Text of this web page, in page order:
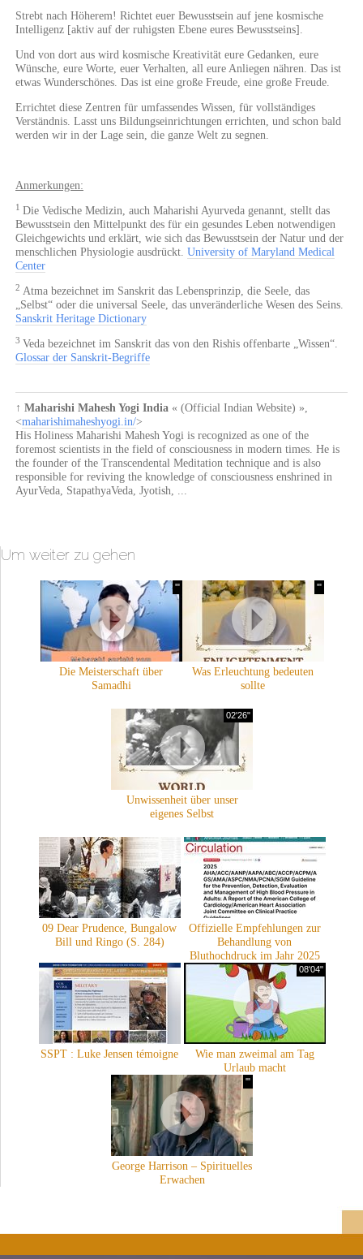
Strebt nach Höherem! Richtet euer Bewusstsein auf jene kosmische
Intelligenz [aktiv auf der ruhigsten Ebene eures Bewusstseins].
Und von dort aus wird kosmische Kreativität eure Gedanken, eure
Wünsche, eure Worte, euer Verhalten, all eure Anliegen nähren. Das ist
etwas Wunderschönes. Das ist eine große Freude, eine große Freude.
Errichtet diese Zentren für umfassendes Wissen, für vollständiges
Verständnis. Lasst uns Bildungseinrichtungen errichten, und schon bald
werden wir in der Lage sein, die ganze Welt zu segnen.
Anmerkungen:
1 Die Vedische Medizin, auch Maharishi Ayurveda genannt, stellt das
Bewusstsein den Mittelpunkt des für ein gesundes Leben notwendigen
Gleichgewichts und erklärt, wie sich das Bewusstsein der Natur und der
menschlichen Physiologie ausdrückt. University of Maryland Medical
Center
2 Atma bezeichnet im Sanskrit das Lebensprinzip, die Seele, das
„Selbst“ oder die universal Seele, das unveränderliche Wesen des Seins.
Sanskrit Heritage Dictionary
3 Veda bezeichnet im Sanskrit das von den Rishis offenbarte „Wissen“.
Glossar der Sanskrit-Begriffe
↑ Maharishi Mahesh Yogi India « (Official Indian Website) »,
<maharishimaheshyogi.in/>
His Holiness Maharishi Mahesh Yogi is recognized as one of the
foremost scientists in the field of consciousness in modern times. He is
the founder of the Transcendental Meditation technique and is also
responsible for reviving the knowledge of consciousness enshrined in
AyurVeda, StapathyaVeda, Jyotish, ...
Um weiter zu gehen
Die Meisterschaft über
Samadhi
'"
Was Erleuchtung bedeuten
sollte
'"
Unwissenheit über unser
eigenes Selbst
02'26"
09 Dear Prudence, Bungalow
Bill und Ringo (S. 284)
Offizielle Empfehlungen zur
Behandlung von
Bluthochdruck im Jahr 2025
SSPT : Luke Jensen témoigne
Wie man zweimal am Tag
Urlaub macht
08'04"
George Harrison – Spirituelles
Erwachen
'"